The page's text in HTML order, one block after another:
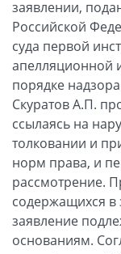
заявлении,
Российской
суда первой
апелляционной
порядке
Скуратов А.П.
ссылаясь на
толковании и
норм права, и
рассмотрение.
содержащихся в
заявление
основаниям.